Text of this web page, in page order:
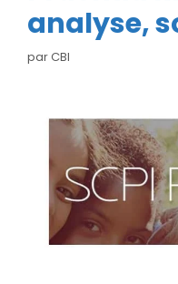
analyse,
parCBI